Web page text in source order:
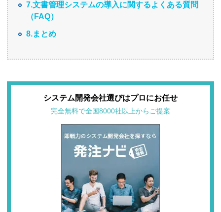
7.文書管理システムの導入に関するよくある質問
（FAQ）
8.まとめ
システム開発会社選びはプロにお任せ
完全無料で全国8000社以上からご提案